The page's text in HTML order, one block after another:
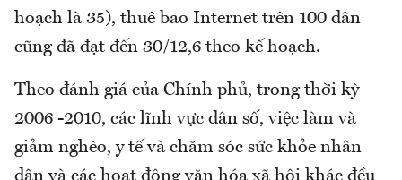
hoạch là 35), thuê bao Internet trên 100 dân
cũng đã đạt đến 30/12,6 theo kế hoạch.
Theo đánh giá của Chính phủ, trong thời kỳ
2006 -2010, các lĩnh vực dân số, việc làm và
giảm nghèo, y tế và chăm sóc sức khỏe nhân
dân và các hoạt động văn hóa xã hội khác đều